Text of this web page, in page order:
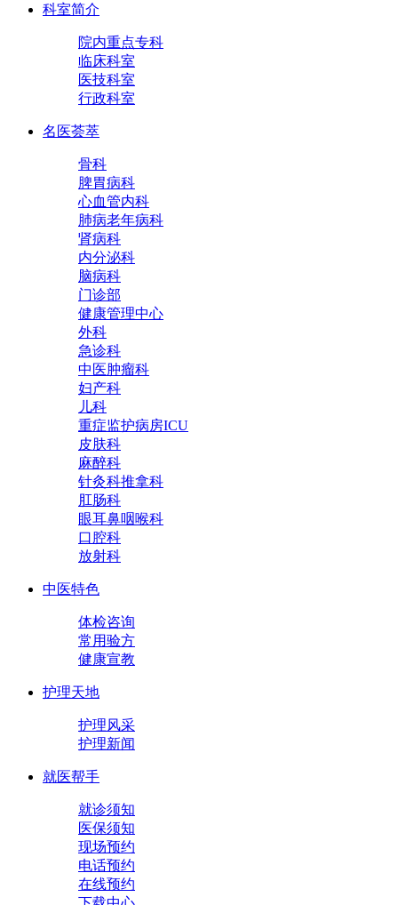
科室简介
院内重点专科
临床科室
医技科室
行政科室
名医荟萃
骨科
脾胃病科
心血管内科
肺病老年病科
肾病科
内分泌科
脑病科
门诊部
健康管理中心
外科
急诊科
中医肿瘤科
妇产科
儿科
重症监护病房ICU
皮肤科
麻醉科
针灸科推拿科
肛肠科
眼耳鼻咽喉科
口腔科
放射科
中医特色
体检咨询
常用验方
健康宣教
护理天地
护理风采
护理新闻
就医帮手
就诊须知
医保须知
现场预约
电话预约
在线预约